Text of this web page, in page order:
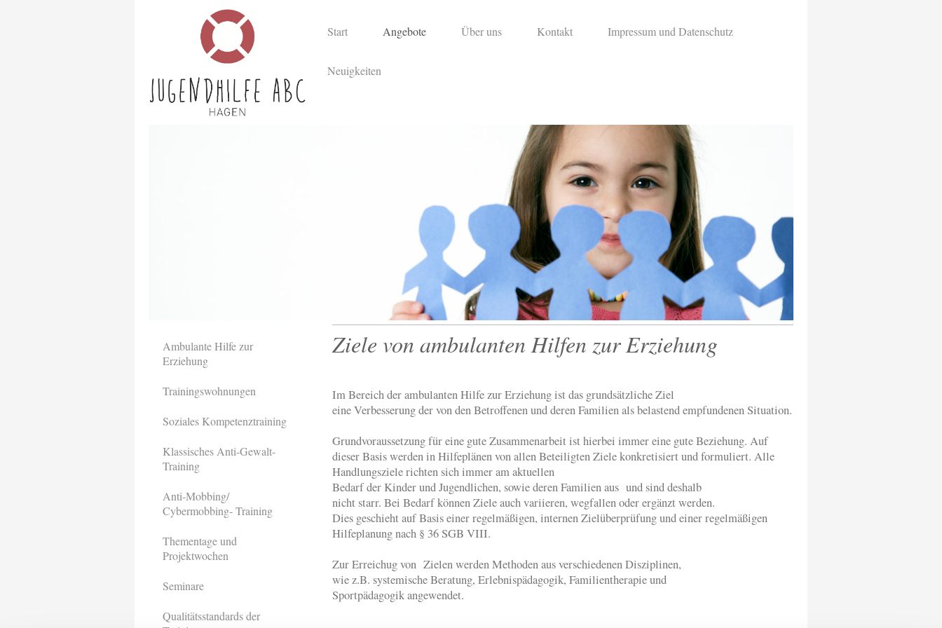
Start Angebote Über uns Kontakt Impressum und Datenschutz
Neuigkeiten
Ziele von ambulanten Hilfen zur Erziehung
Im Bereich der ambulanten Hilfe zur Erziehung ist das grundsätzliche Ziel
eine Verbesserung der von den Betroffenen und deren Familien als belastend empfundenen Situation.
Grundvoraussetzung für eine gute Zusammenarbeit ist hierbei immer eine gute Beziehung. Auf
dieser Basis werden in Hilfeplänen von allen Beteiligten Ziele konkretisiert und formuliert. Alle
Handlungsziele richten sich immer am aktuellen
Bedarf der Kinder und Jugendlichen, sowie deren Familien aus und sind deshalb
nicht starr. Bei Bedarf können Ziele auch variieren, wegfallen oder ergänzt werden.
Dies geschieht auf Basis einer regelmäßigen, internen Zielüberprüfung und einer regelmäßigen
Hilfeplanung nach § 36 SGB VIII.
Zur Erreichug von Zielen werden Methoden aus verschiedenen Disziplinen,
wie z.B. systemische Beratung, Erlebnispädagogik, Familientherapie und
Sportpädagogik angewendet.
Ambulante Hilfe zur
Erziehung
Trainingswohnungen
Soziales Kompetenztraining
Klassisches Anti-Gewalt-
Training
Anti-Mobbing/
Cybermobbing- Training
Thementage und
Projektwochen
Seminare
Qualitätsstandards der